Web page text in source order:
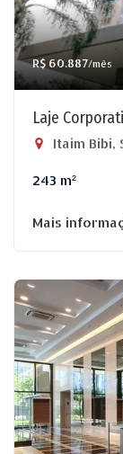
R$ 60.887/mês
Laje
Itaim Bibi,
243 m²
Mais